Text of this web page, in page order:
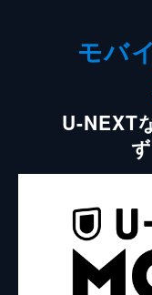
モバ
U-NEXT